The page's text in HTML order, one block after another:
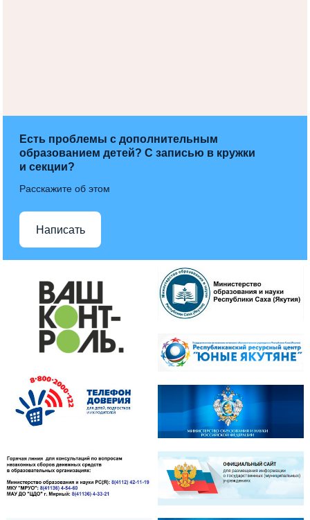
Есть проблемы с дополнительным
образованием детей? С записью в кружки
и секции?
Расскажите об этом
Написать